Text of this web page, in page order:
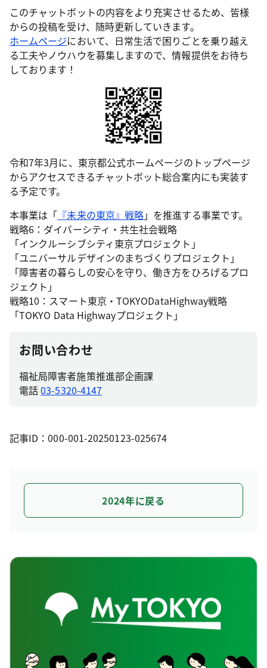
このチャットボットの内容をより充実させるため、皆様
からの投稿を受け、随時更新していきます。
ホームページにおいて、日常生活で困りごとを乗り越え
る工夫やノウハウを募集しますので、情報提供をお待ち
しております！
令和7年3月に、東京都公式ホームページのトップページ
からアクセスできるチャットボット総合案内にも実装す
る予定です。
本事業は「 『未来の東京』戦略」を推進する事業です。
戦略6：ダイバーシティ・共生社会戦略
「インクルーシブシティ東京プロジェクト」
「ユニバーサルデザインのまちづくりプロジェクト」
「障害者の暮らしの安心を守り、働き方をひろげるプロ
ジェクト」
戦略10：スマート東京・TOKYODataHighway戦略
「TOKYO Data Highwayプロジェクト」
お問い合わせ
福祉局障害者施策推進部企画課
電話03-5320-4147
記事ID：000-001-20250123-025674
2024年に戻る